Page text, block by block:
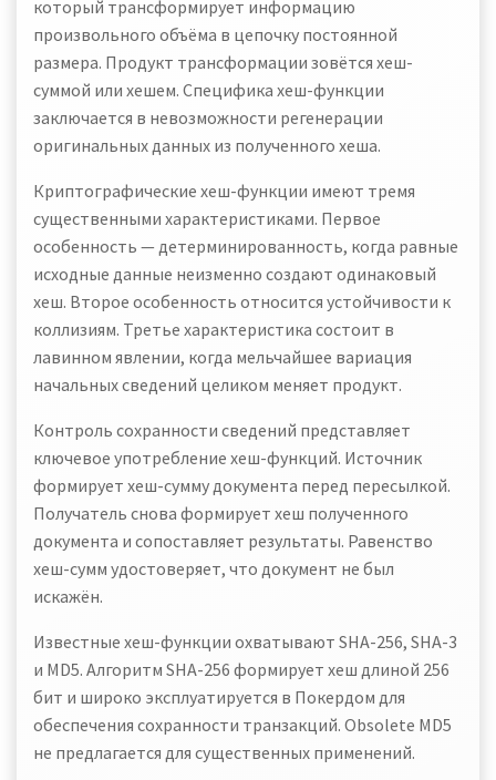
который трансформирует информацию
произвольного объёма в цепочку постоянной
размера. Продукт трансформации зовётся хеш-
суммой или хешем. Специфика хеш-функции
заключается в невозможности регенерации
оригинальных данных из полученного хеша.
Криптографические хеш-функции имеют тремя
существенными характеристиками. Первое
особенность — детерминированность, когда равные
исходные данные неизменно создают одинаковый
хеш. Второе особенность относится устойчивости к
коллизиям. Третье характеристика состоит в
лавинном явлении, когда мельчайшее вариация
начальных сведений целиком меняет продукт.
Контроль сохранности сведений представляет
ключевое употребление хеш-функций. Источник
формирует хеш-сумму документа перед пересылкой.
Получатель снова формирует хеш полученного
документа и сопоставляет результаты. Равенство
хеш-сумм удостоверяет, что документ не был
искажён.
Известные хеш-функции охватывают SHA-256, SHA-3
и MD5. Алгоритм SHA-256 формирует хеш длиной 256
бит и широко эксплуатируется в Покердом для
обеспечения сохранности транзакций. Obsolete MD5
не предлагается для существенных применений.